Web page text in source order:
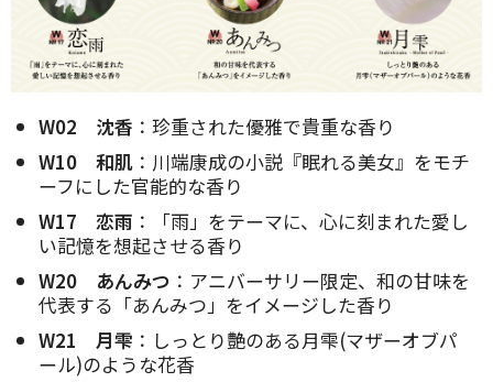
W02 沈香 ：珍重された優雅で貴重な香り
W10 和肌 ：川端康成の小説『眠れる美女』をモチ
ーフにした官能的な香り
W17 恋雨 ：「雨」をテーマに、心に刻まれた愛し
い記憶を想起させる香り
W20 あんみつ ：アニバーサリー限定、和の甘味を
代表する「あんみつ」をイメージした香り
W21 月雫 ：しっとり艶のある月雫(マザーオブパ
ール)のような花香